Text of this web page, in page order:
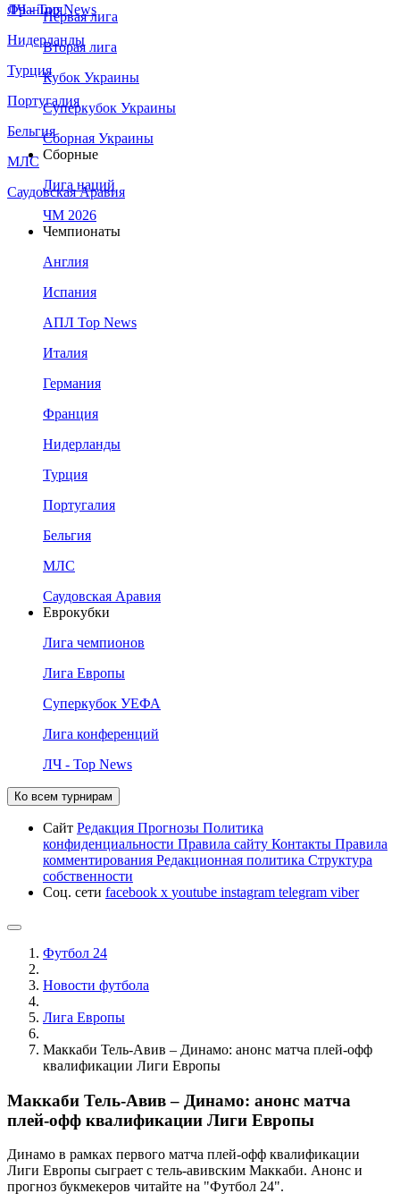
Франция
Нидерланды
Турция
Португалия
Бельгия
МЛС
Саудовская Аравия
ЛЧ - Top News
Первая лига
Вторая лига
Кубок Украины
Суперкубок Украины
Сборная Украины
Сборные
Лига наций
ЧМ 2026
Чемпионаты
Англия
Испания
АПЛ Top News
Италия
Германия
Франция
Нидерланды
Турция
Португалия
Бельгия
МЛС
Саудовская Аравия
Еврокубки
Лига чемпионов
Лига Европы
Суперкубок УЕФА
Лига конференций
ЛЧ - Top News
Ко всем турнирам
Сайт Редакция Прогнозы Политика
конфиденциальности Правила сайту Контакты Правила
комментирования Редакционная политика Структура
собственности
Соц. сети facebook x youtube instagram telegram viber
Футбол 24
Новости футбола
Лига Европы
Маккаби Тель-Авив – Динамо: анонс матча плей-офф
квалификации Лиги Европы
Маккаби Тель-Авив – Динамо: анонс матча
плей-офф квалификации Лиги Европы
Динамо в рамках первого матча плей-офф квалификации
Лиги Европы сыграет с тель-авивским Маккаби. Анонс и
прогноз букмекеров читайте на "Футбол 24".